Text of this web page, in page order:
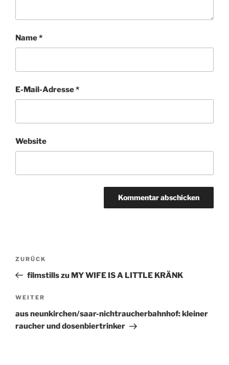
Name*
E-Mail-Adresse*
Website
Beitragsnavigation
Vorheriger
Beitrag
ZURÜCK
filmstills zu MY WIFE IS A LITTLE KRÄNK
Nächster
Beitrag
WEITER
aus neunkirchen/saar-nichtraucherbahnhof: kleiner
raucher und dosenbiertrinker